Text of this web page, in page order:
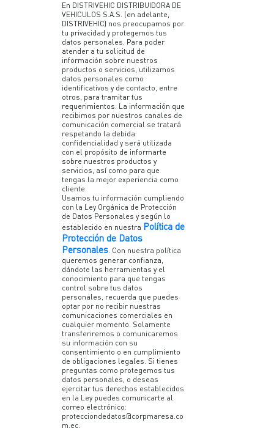
En DISTRIVEHIC DISTRIBUIDORA DE
VEHICULOS S.A.S. (en adelante,
DISTRIVEHIC) nos preocupamos por
tu privacidad y protegemos tus
datos personales. Para poder
atender a tu solicitud de
información sobre nuestros
productos o servicios, utilizamos
datos personales como
identificativos y de contacto, entre
otros, para tramitar tus
requerimientos. La información que
recibimos por nuestros canales de
comunicación comercial se tratará
respetando la debida
confidencialidad y será utilizada
con el propósito de informarte
sobre nuestros productos y
servicios, así como para que
tengas la mejor experiencia como
cliente.
Usamos tu información cumpliendo
con la Ley Orgánica de Protección
de Datos Personales y según lo
establecido en nuestra Política de
Protección de Datos
Personales. Con nuestra política
queremos generar confianza,
dándote las herramientas y el
conocimiento para que tengas
control sobre tus datos
personales, recuerda que puedes
optar por no recibir nuestras
comunicaciones comerciales en
cualquier momento. Solamente
transferiremos o comunicaremos
su información con su
consentimiento o en cumplimiento
de obligaciones legales. Si tienes
preguntas como protegemos tus
datos personales, o deseas
ejercitar tus derechos establecidos
en la Ley puedes comunicarte al
correo electrónico:
protecciondedatos@corpmaresa.co
m.ec.